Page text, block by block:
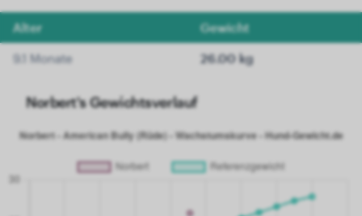
Alter Gewicht
9.1 Monate 26.00 kg
Norbert's Gewichtsverlauf